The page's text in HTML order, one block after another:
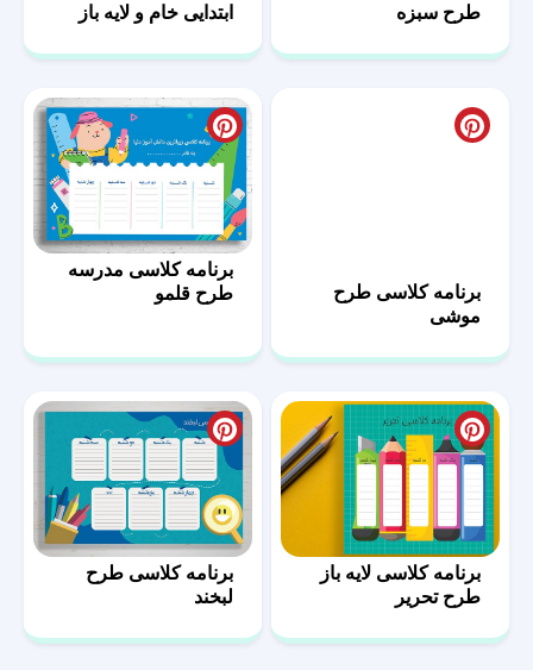
طرح سبزه
ابتدایی خام و لایه باز
برنامه کلاسی طرح
موشی
برنامه کلاسی مدرسه
طرح قلمو
برنامه کلاسی لایه باز
طرح تحریر
برنامه کلاسی طرح
لبخند